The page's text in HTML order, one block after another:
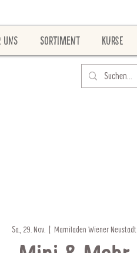
uns Sortiment Kurse
Sa., 29. Nov.
  |
Mamiladen Wiener Neustadt